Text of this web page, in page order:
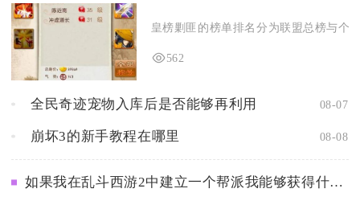
皇榜剿匪的榜单排名分为联盟总榜与个
562
全民奇迹宠物入库后是否能够再利用 08-07
崩坏3的新手教程在哪里 08-08
如果我在乱斗西游2中建立一个帮派我能够获得什么样的好处